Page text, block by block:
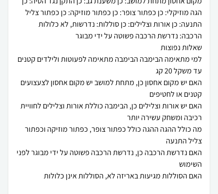
הגה מוזיקלי: כן כפתור צופר: כן כפתור מוזיקה: כן כפתור צליל
התנעה: כן אורות וצלילים: כן סוללות: נדרשות, לא כלולות
למי מתאימה הבימבה הבימבה מתאימה לפעוטות ולילדים קטנים
האם יש מקום אחסון כן, מתחת למושב יש מקום אחסון לצעצועים
האם יש אורות וצלילים כן, הבימבה כוללת אורות וצלילים לחוויית
מה כולל ההגה ההגה כולל כפתור צופר, כפתור מוזיקה וכפתור
האם נדרשת הרכבה כן, נדרשת הרכבה פשוטה על ידי מבוגר לפני